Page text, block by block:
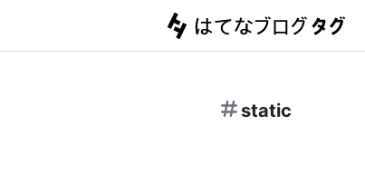
static